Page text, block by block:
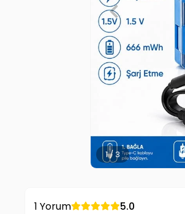
2 / 3
1 Yorum 5.0